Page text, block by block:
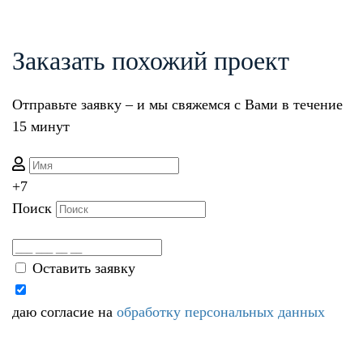
Заказать похожий проект
Отправьте заявку – и мы свяжемся с Вами в течение
15 минут
+7
Поиск
Оставить заявку
даю согласие на обработку персональных данных